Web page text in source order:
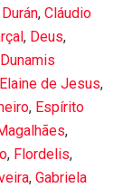
, Cláudio
, Deus,
Dunamis
Elaine de Jesus,
, Espírito
,
, Flordelis,
, Gabriela